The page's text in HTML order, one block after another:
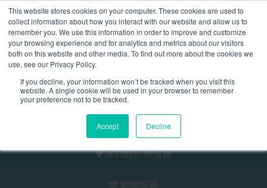
This website stores cookies on your computer. These cookies are used to
collect information about how you interact with our website and allow us to
remember you. We use this information in order to improve and customize
your browsing experience and for analytics and metrics about our visitors
both on this website and other media. To find out more about the cookies we
use, see our Privacy Policy.
If you decline, your information won’t be tracked when you visit this
website. A single cookie will be used in your browser to remember
your preference not to be tracked.
Accept Decline
2155 9055
預約
我們的診所位置
醫療服務